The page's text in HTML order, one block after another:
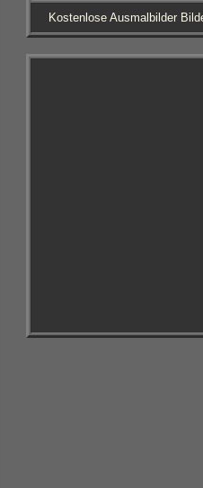
Kostenlose Ausmalbilder